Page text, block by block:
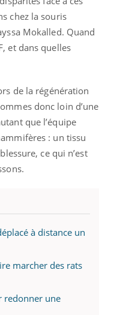
chez la souris
Mokalled. Quand
et dans quelles
de la régénération
donc loin d’une
que l’équipe
: un tissu
ce qui n’est
à distance un
marcher des rats
redonner une